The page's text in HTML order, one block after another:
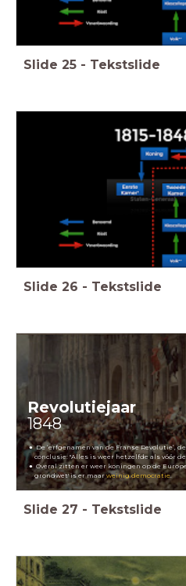
Slide 25 - Tekstslide
Slide 26 - Tekstslide
Revolutiejaar
1848
De ‘erfgenamen van de Franse Revolutie’,
conclusie: "Alles is weer hetzelfde als vóór
Overal zitten er weer koningen op de
grondwet' is er maarweinig democratie.
Slide 27 - Tekstslide